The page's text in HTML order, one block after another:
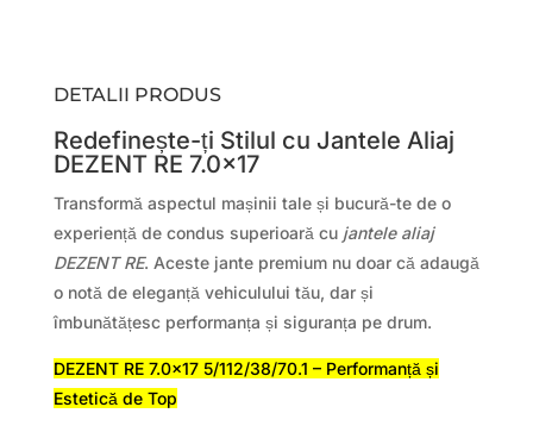
DETALII PRODUS
Redefinește-ți Stilul cu Jantele Aliaj
DEZENT RE 7.0×17
Transformă aspectul mașinii tale și bucură-te de o
experiență de condus superioară cu jantele aliaj
DEZENT RE. Aceste jante premium nu doar că adaugă
o notă de eleganță vehiculului tău, dar și
îmbunătățesc performanța și siguranța pe drum.
DEZENT RE 7.0×17 5/112/38/70.1 – Performanță și
Estetică de Top